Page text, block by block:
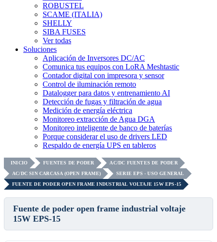
ROBUSTEL
SCAME (ITALIA)
SHELLY
SIBA FUSES
Ver todas
Soluciones
Aplicación de Inversores DC/AC
Comunica tus equipos con LoRA Meshtastic
Contador digital con impresora y sensor
Control de iluminación remoto
Datalogger para datos y entrenamiento AI
Detección de fugas y filtración de agua
Medición de energía eléctrica
Monitoreo extracción de Agua DGA
Monitoreo inteligente de banco de baterías
Porque considerar el uso de drivers LED
Respaldo de energía UPS en tableros
INICIO FUENTES DE PODER
AC/DC FUENTES DE PODER
AC/DC SIN CARCASA (OPEN FRAME)
SERIE EPS - USO GENERAL
FUENTE DE PODER OPEN FRAME INDUSTRIAL VOLTAJE 15W EPS-15
Fuente de poder open frame industrial voltaje
15W EPS-15